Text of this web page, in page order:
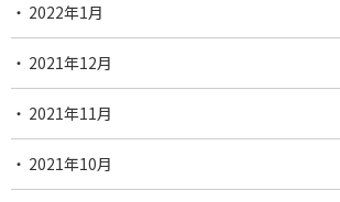
2022年1月
2021年12月
2021年11月
2021年10月